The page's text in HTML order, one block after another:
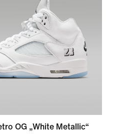
OG „White Metallic“